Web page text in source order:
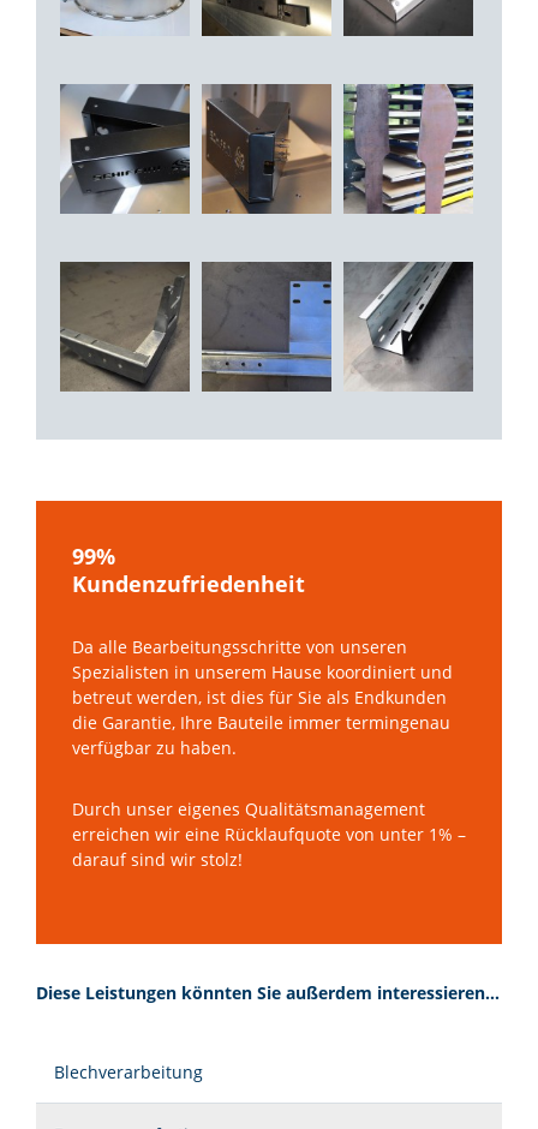
99%
Kundenzufriedenheit
Da alle Bearbeitungsschritte von unseren
Spezialisten in unserem Hause koordiniert und
betreut werden, ist dies für Sie als Endkunden
die Garantie, Ihre Bauteile immer termingenau
verfügbar zu haben.
Durch unser eigenes Qualitätsmanagement
erreichen wir eine Rücklaufquote von unter 1% –
darauf sind wir stolz!
Diese Leistungen könnten Sie außerdem interessieren…
Blechverarbeitung